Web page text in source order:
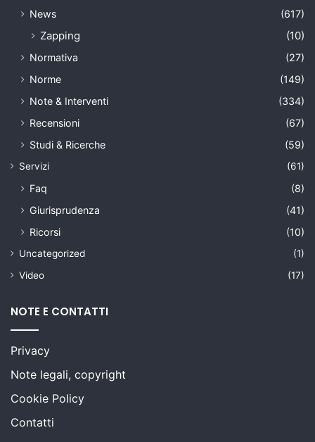
News
(617)
Zapping (10)
Normativa
(27)
Norme
(149)
Note & Interventi
(334)
Recensioni
(67)
Studi & Ricerche
(59)
Servizi (61)
Faq
(8)
Giurisprudenza
(41)
Ricorsi
(10)
Uncategorized
(1)
Video
(17)
NOTE E CONTATTI
Privacy
Note legali, copyright
Cookie Policy
Contatti